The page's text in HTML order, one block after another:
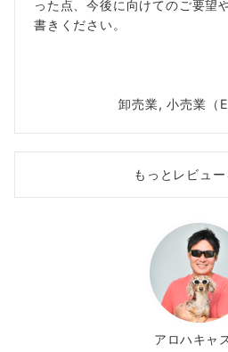
った点、今後に向けてのご要望
書きください。
卸売業, 小売業（
もっとレビュー
アロハキャ